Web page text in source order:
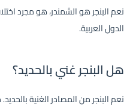
نعم البنجر هو الشمندر، هو مجرد
الدول العربية.
هل البنجر غني بالحديد؟